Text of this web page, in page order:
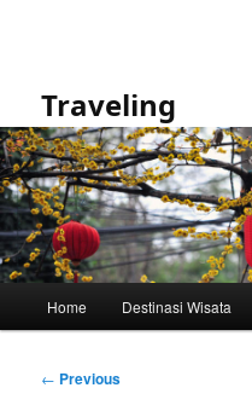
Traveling
Home Destinasi Wisata
Post
← Previous